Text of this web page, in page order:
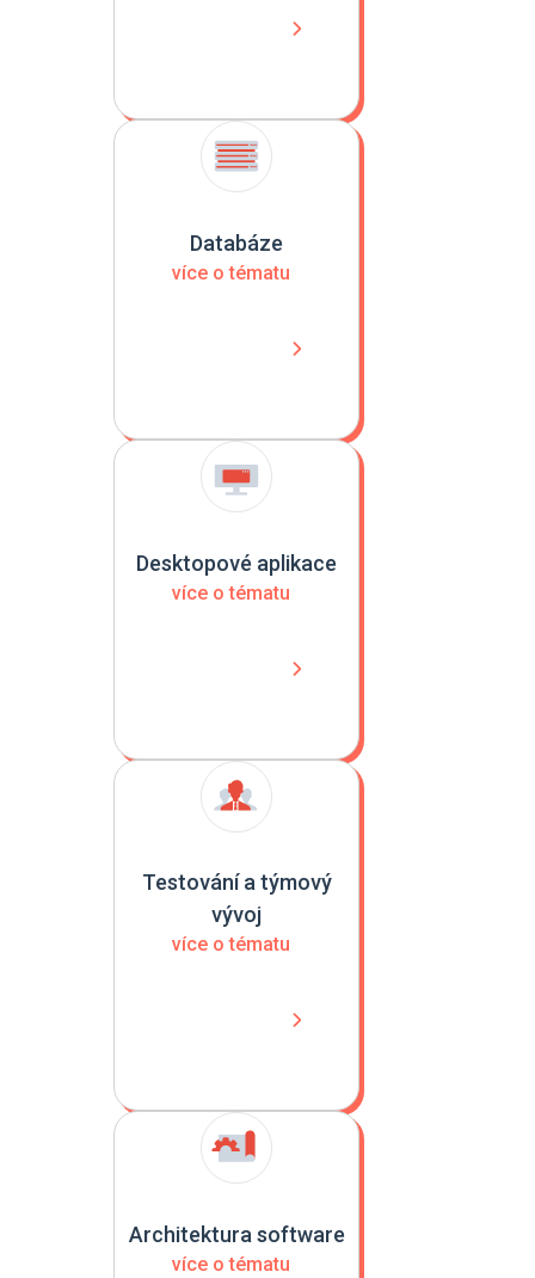
Databáze
více o tématu
Desktopové aplikace
více o tématu
Testování a týmový
vývoj
více o tématu
Architektura software
více o tématu